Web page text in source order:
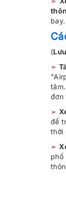
bay.
(
➢
đơn
➢
để
thời
➢
phố